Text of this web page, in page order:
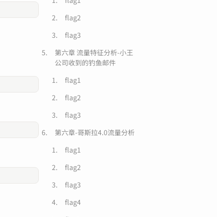
flag2
flag3
第六章 流量特征分析-小王
公司收到的钓鱼邮件
flag1
flag2
flag3
第六章-哥斯拉4.0流量分析
flag1
flag2
flag3
flag4